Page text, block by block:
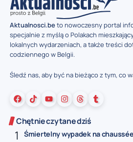
Aktualnosci.beto nowoczesny portal
specjalnie z myślą o Polakach
lokalnych wydarzeniach, a także treści
codziennego w Belgii.
Śledź nas, aby być na bieżąco z tym, co
Chętnie czytane dziś
Śmiertelny wypadek na